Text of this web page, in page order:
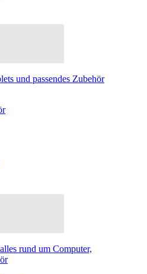
und passendes Zubehör
rund um Computer,